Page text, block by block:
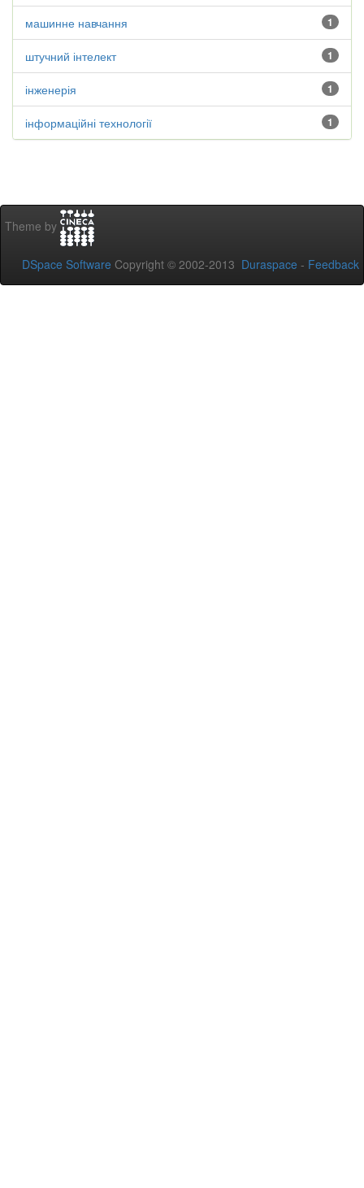
1
машинне навчання
1
штучний інтелект
1
інженерія
1
інформаційні технології
Theme by
DSpace Software Copyright © 2002-2013 Duraspace - Feedback